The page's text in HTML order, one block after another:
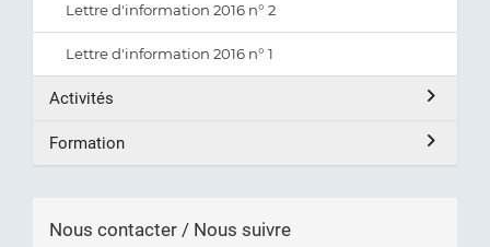
Lettre d'information 2016 n° 2
Lettre d'information 2016 n° 1
Activités
Formation
Nous contacter / Nous suivre